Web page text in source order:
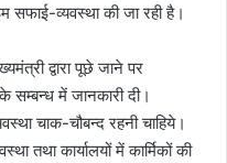
सफाई-व्यवस्था की जा रही है।
द्वारा पूछे जाने पर
सम्बन्ध में जानकारी दी।
चाक-चौबन्द रहनी चाहिये।
तथा कार्यालयों में कार्मिकों की